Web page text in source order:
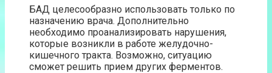
БАД целесообразно использовать только по
назначению врача. Дополнительно
необходимо проанализировать нарушения,
которые возникли в работе желудочно-
кишечного тракта. Возможно, ситуацию
сможет решить прием других ферментов.